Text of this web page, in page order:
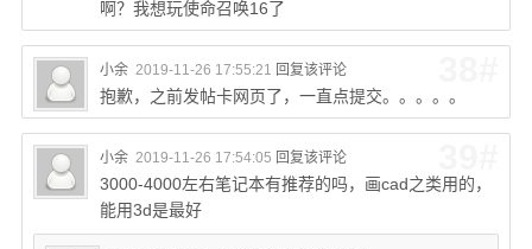
啊？我想玩使命召唤16了
小余 2019-11-26 17:55:21 回复该评论
抱歉，之前发帖卡网页了，一直点提交。。。。。
小余 2019-11-26 17:54:05 回复该评论
3000-4000左右笔记本有推荐的吗，画cad之类用的，
能用3d是最好